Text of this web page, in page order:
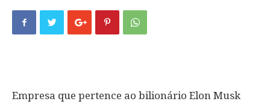
Empresa que pertence ao bilionário Elon Musk